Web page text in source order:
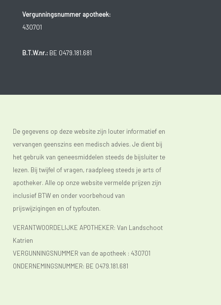
Vergunningsnummer apotheek:
430701
B.T.W.nr.:BE 0479.181.681
De gegevens op deze website zijn louter informatief en
vervangen geenszins een medisch advies. Je dient bij
het gebruik van geneesmiddelen steeds de bijsluiter te
lezen. Bij twijfel of vragen, raadpleeg steeds je arts of
apotheker. Alle op onze website vermelde prijzen zijn
inclusief BTW en onder voorbehoud van
prijswijzigingen en of typfouten.
VERANTWOORDELIJKE APOTHEKER: Van Landschoot
Katrien
VERGUNNINGSNUMMER van de apotheek : 430701
ONDERNEMINGSNUMMER: BE 0479.181.681